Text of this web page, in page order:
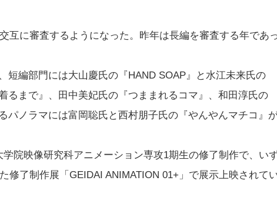
互に審査するようになった。昨年は長編を審査する年であ
編部門には大山慶氏の『HAND SOAP』と水江未来氏の
るまで』、田中美妃氏の『つままれるコマ』、和田淳氏の
パノラマには富岡聡氏と西村朋子氏の『やんやんマチコ』
院映像研究科アニメーション専攻1期生の修了制作で、い
修了制作展「GEIDAI ANIMATION 01+」で展示上映されて